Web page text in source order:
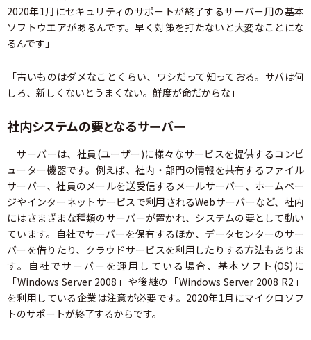
2020年1月にセキュリティのサポートが終了するサーバー用の基本
ソフトウエアがあるんです。早く対策を打たないと大変なことにな
るんです」
「古いものはダメなことくらい、ワシだって知っておる。サバは何
しろ、新しくないとうまくない。鮮度が命だからな」
社内システムの要となるサーバー
サーバーは、社員(ユーザー)に様々なサービスを提供するコンピ
ューター機器です。例えば、社内・部門の情報を共有するファイル
サーバー、社員のメールを送受信するメールサーバー、ホームペー
ジやインターネットサービスで利用されるWebサーバーなど、社内
にはさまざまな種類のサーバーが置かれ、システムの要として動い
ています。自社でサーバーを保有するほか、データセンターのサー
バーを借りたり、クラウドサービスを利用したりする方法もありま
す。自社でサーバーを運用している場合、基本ソフト(OS)に
「Windows Server 2008」や後継の「Windows Server 2008 R2」
を利用している企業は注意が必要です。2020年1月にマイクロソフ
トのサポートが終了するからです。